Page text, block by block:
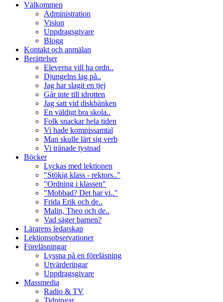
Välkommen
Administration
Vision
Uppdragsgivare
Blogg
Kontakt och anmälan
Berättelser
Eleverna vill ha ordn..
Djungelns lag på..
Jag har slagit en tjej
Går inte till idrotten
Jag satt vid diskbänken
En väldigt bra skola..
Folk snackar hela tiden
Vi hade kompissamtal
Man skulle lärt sig verb
Vi tränade tystnad
Böcker
Lyckas med lektionen
"Stökig klass - rektors.."
"Ordning i klassen"
"Mobbad? Det har vi.."
Frida Erik och de..
Malin, Theo och de..
Vad säger barnen?
Lärarens ledarskap
Lektionsobservationer
Föreläsningar
Lyssna på en föreläsning
Utvärderingar
Uppdragsgivare
Massmedia
Radio & TV
Tidningar